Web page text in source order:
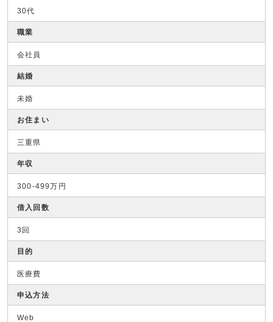
30代
職業
会社員
結婚
未婚
お住まい
三重県
年収
300-499万円
借入回数
3回
目的
医療費
申込方法
Web